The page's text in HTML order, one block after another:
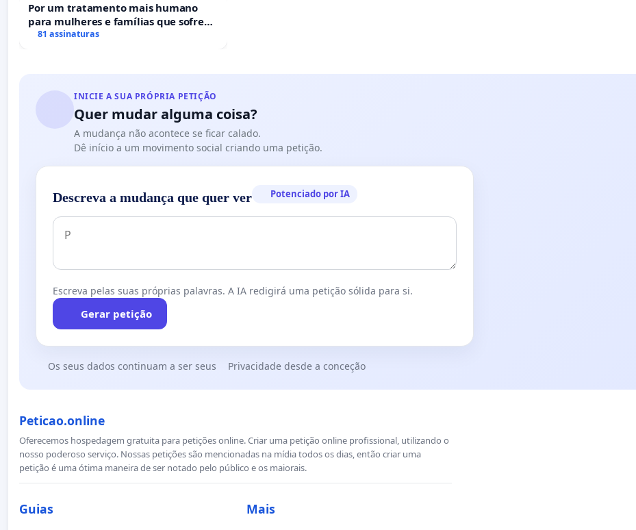
Por um tratamento mais humano
para mulheres e famílias que sofrem
uma perda gestacional nos hospitais
81 assinaturas
INICIE A SUA PRÓPRIA PETIÇÃO
Quer mudar alguma coisa?
A mudança não acontece se ficar calado.
Dê início a um movimento social criando uma petição.
Descreva a mudança que quer ver Potenciado por IA
Escreva pelas suas próprias palavras. A IA redigirá uma petição sólida para si.
Gerar petição
Os seus dados continuam a ser seus Privacidade desde a conceção
Peticao.online
Oferecemos hospedagem gratuita para petições online. Criar uma petição online profissional, utilizando o
nosso poderoso serviço. Nossas petições são mencionadas na mídia todos os dias, então criar uma
petição é uma ótima maneira de ser notado pelo público e os maiorais.
Guias Mais